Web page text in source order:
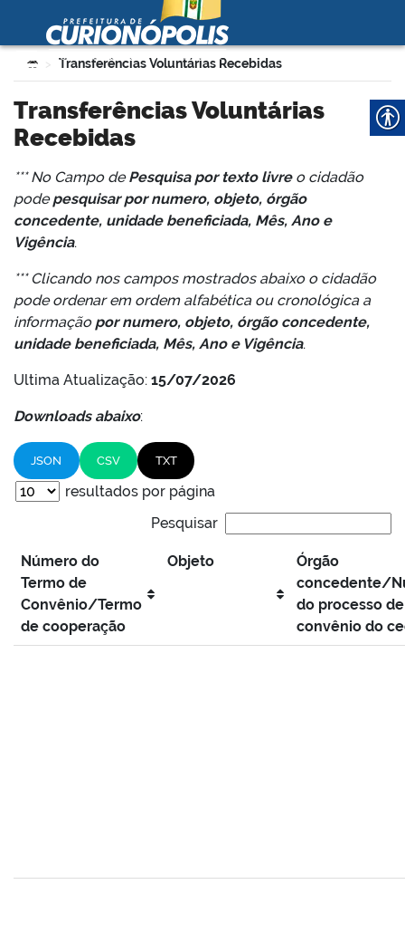
Ir para o conteúdo
Prefeitura Municipal de
Curionópolis
portal
Você está aqui:
> Transferências Voluntárias Recebidas
Transferências Voluntárias
Recebidas
*** No Campo dePesquisa por texto livre o cidadão
podepesquisar por numero, objeto, órgão
concedente, unidade beneficiada, Mês, Ano e
Vigência.
*** Clicando nos campos mostrados abaixo o cidadão
pode ordenar em ordem alfabética ou cronológica a
informaçãopor numero, objeto, órgão concedente,
unidade beneficiada, Mês, Ano e Vigência.
Ultima Atualização: 15/07/2026
Downloads abaixo:
JSON CSV TXT
resultados por página
Pesquisar
Número do
Termo de
Convênio/Termo
de cooperação
Objeto
Órgão
concedente/
do processo de
convênio do